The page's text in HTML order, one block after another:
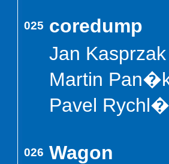
025 coredump
Jan
Martin
Pavel
026 Wagon